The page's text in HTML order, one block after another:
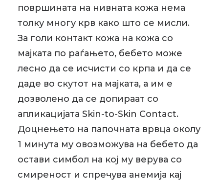
површината на нивната кожа нема
толку многу крв како што се мисли.
За голи контакт кожа на кожа со
мајката по раѓањето, бебето може
лесно да се исчисти со крпа и да се
даде во скутот на мајката, а им е
дозволено да се допираат со
апликацијата Skin-to-Skin Contact.
Доцнењето на папочната врвца околу
1 минута му овозможува на бебето да
остави симбол на кој му верува со
смиреност и спречува анемија кај